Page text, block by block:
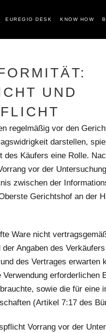
EUREGIO DESK KNOW HOW
UND
regelmäßig vor den
darstellen,
Käufers eine Rolle.
vor der
zwischen der
Gerichtshof an der
Ware nicht
Angaben des
des Vertrages erwarten
erforderlichen
sowie die für eine
(Artikel 7:17 des
Vorrang vor der